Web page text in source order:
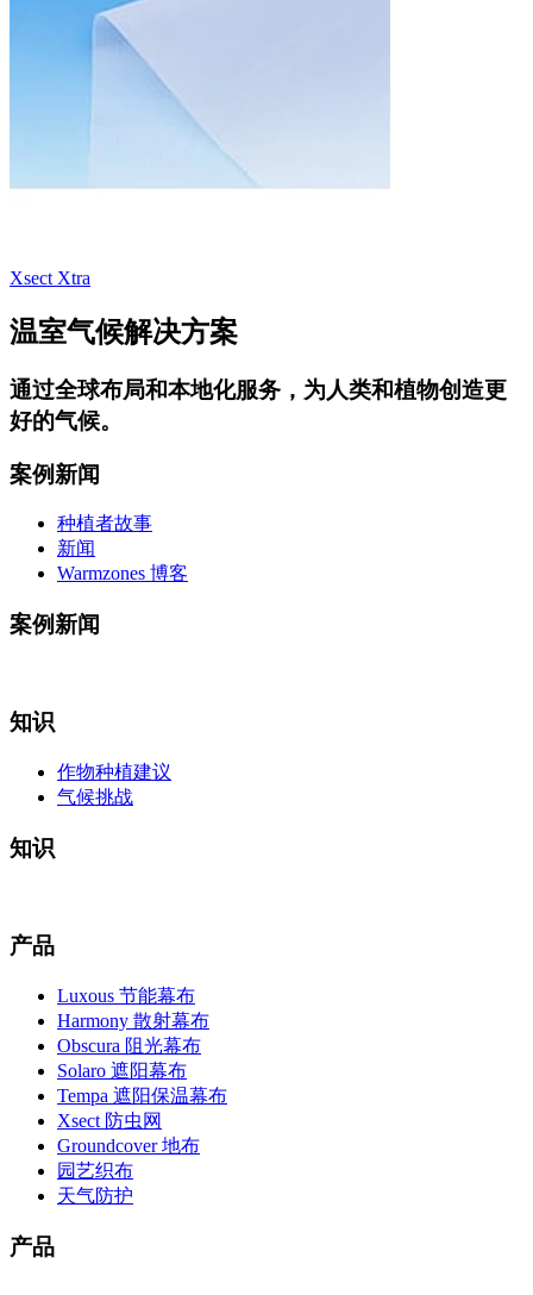
Xsect Xtra
温室气候解决方案
通过全球布局和本地化服务 ，为人类和植物创造更
好的气候。
案例新闻
种植者故事
新闻
Warmzones 博客
案例新闻
知识
作物种植建议
气候挑战
知识
产品
Luxous 节能幕布
Harmony 散射幕布
Obscura 阻光幕布
Solaro 遮阳幕布
Tempa 遮阳保温幕布
Xsect 防虫网
Groundcover 地布
园艺织布
天气防护
产品